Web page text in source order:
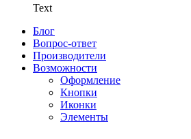
Text
Блог
Вопрос-ответ
Производители
Возможности
Оформление
Кнопки
Иконки
Элементы